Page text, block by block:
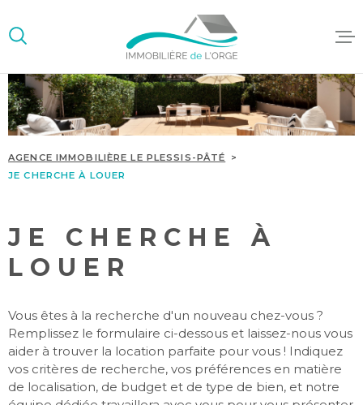
la
au
menu
au
contenu
ACCUEIL
ACHETER/
AGENCE IMMOBILIÈRE LE PLESSIS-PÂTÉ
JE CHERCHE À LOUER
JE CHERCHE À
LOUER
Vous êtes à la recherche d'un nouveau chez-vous ?
Remplissez le formulaire ci-dessous et laissez-nous vous
aider à trouver la location parfaite pour vous ! Indiquez
vos critères de recherche, vos préférences en matière
de localisation, de budget et de type de bien, et notre